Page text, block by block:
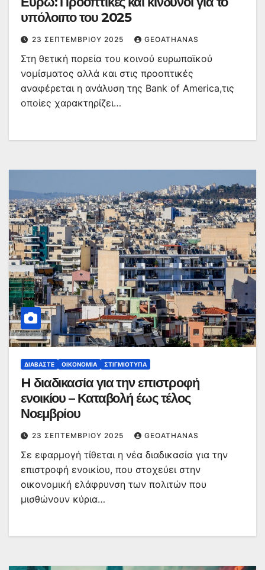
υπόλοιπο του 2025
23 ΣΕΠΤΕΜΒΡΊΟΥ 2025 GEOATHANAS
Στη θετική πορεία του κοινού ευρωπαϊκού
νομίσματος αλλά και στις προοπτικές
αναφέρεται η ανάλυση της Bank of America,τις
οποίες χαρακτηρίζει…
ΔΙΑΒΆΣΤΕ ΟΙΚΟΝΟΜΊΑ ΣΤΙΓΜΙΌΤΥΠΑ
H διαδικασία για την επιστροφή
ενοικίου – Καταβολή έως τέλος
Νοεμβρίου
23 ΣΕΠΤΕΜΒΡΊΟΥ 2025 GEOATHANAS
Σε εφαρμογή τίθεται η νέα διαδικασία για την
επιστροφή ενοικίου, που στοχεύει στην
οικονομική ελάφρυνση των πολιτών που
μισθώνουν κύρια…